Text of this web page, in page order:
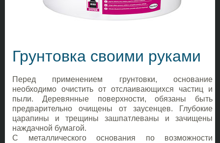
Грунтовка своими руками
Перед применением грунтовки, основание
необходимо очистить от отслаивающихся частиц и
пыли. Деревянные поверхности, обязаны быть
предварительно очищены от заусенцев. Глубокие
царапины и трещины зашпатлеваны и зачищены
наждачной бумагой.
С металлического основания по возможности